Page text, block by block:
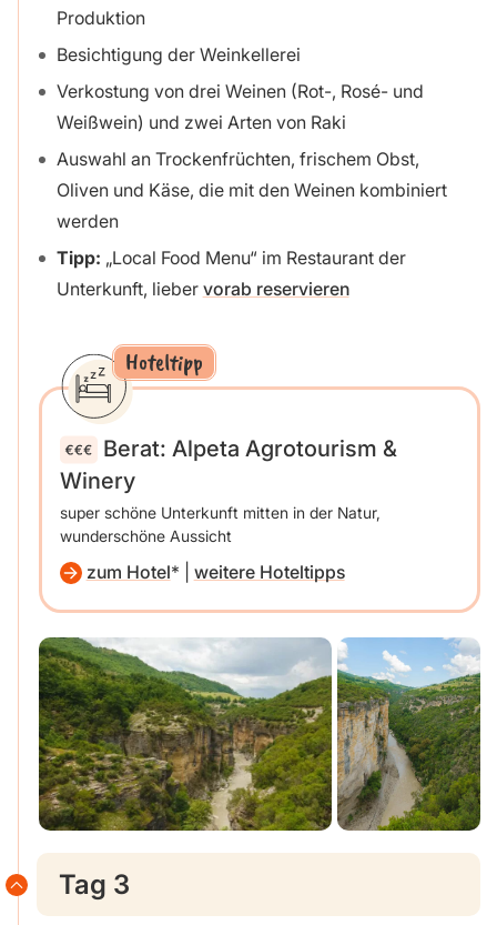
Produktion
Besichtigung der Weinkellerei
Verkostung von drei Weinen (Rot-, Rosé- und
Weißwein) und zwei Arten von Raki
Auswahl an Trockenfrüchten, frischem Obst,
Oliven und Käse, die mit den Weinen kombiniert
werden
Tipp: „Local Food Menu“ im Restaurant der
Unterkunft, lieber vorab reservieren
Hoteltipp
Berat: Alpeta Agrotourism &
Winery
super schöne Unterkunft mitten in der Natur,
wunderschöne Aussicht
zum Hotel weitere Hoteltipps
Tag 3